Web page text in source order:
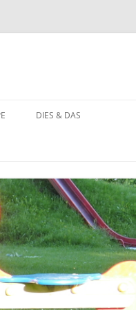
DIES & DAS
NATUR ERLEBEN
UNWETTER IN HOHEHAUS